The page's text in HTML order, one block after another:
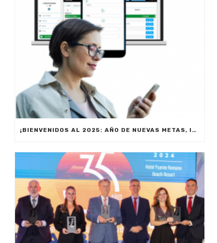
¡BIENVENIDOS AL 2025: AÑO DE NUEVAS METAS, INNOVACIÓN Y PRODUCTIVIDAD!